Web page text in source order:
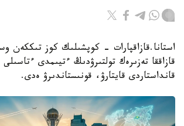
استانا.قازاقپارات - كوپشىلىك كوز تىككەن
قازاققا تەزىرەك تولتىرۋدىڭ ءتيىمدى ءتاسىلى
قانداستاردى قايتارۋ، قونىستاندىرۋ ەدى.